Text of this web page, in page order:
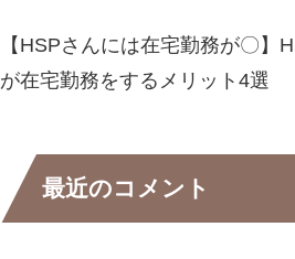
【HSPさんには在宅勤務が〇】
が在宅勤務をするメリット4選
最近のコメント